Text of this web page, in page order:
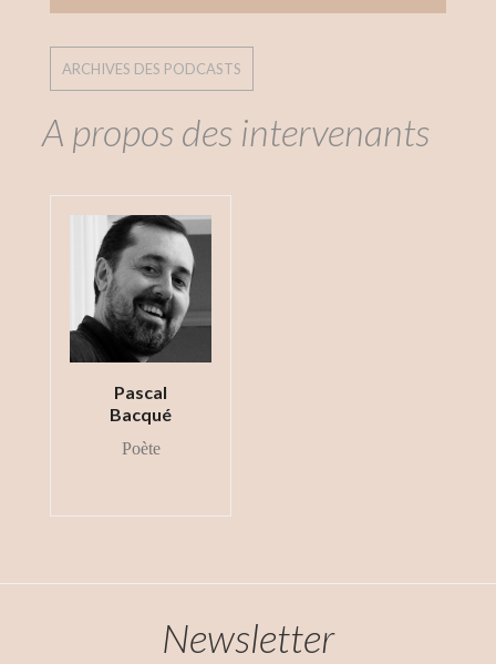
ARCHIVES DES PODCASTS
A propos des intervenants
Pascal
Bacqué
Poète
Newsletter